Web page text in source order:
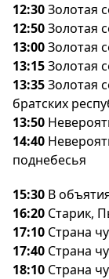
12:30Золотая
12:50Золотая
13:00Золотая
13:15Золотая
13:35Золотая
ратских
13:50
14:40
поднебесья
15:30
16:20 Старик,
17:10 Страна
17:40 Страна
18:10 Страна